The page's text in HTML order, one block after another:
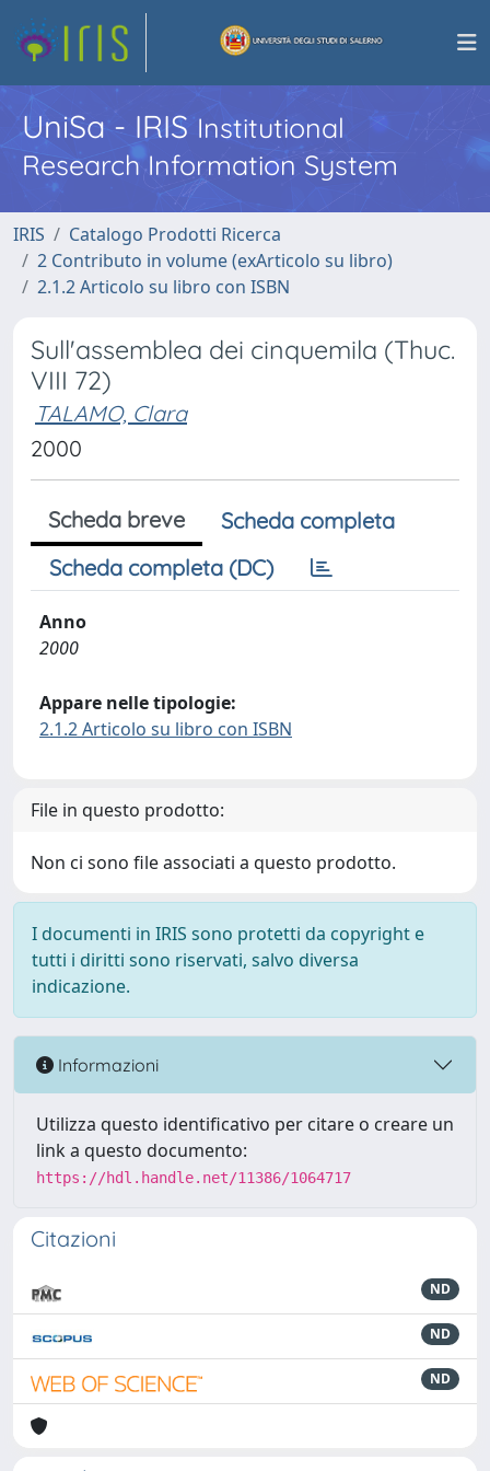
UniSa - IRISInstitutional
Research Information System
IRIS
Catalogo Prodotti Ricerca
2 Contributo in volume (exArticolo su libro)
2.1.2 Articolo su libro con ISBN
Sull'assemblea dei cinquemila (Thuc.
VIII 72)
TALAMO, Clara
2000
Scheda breve
Scheda completa
Scheda completa (DC)
Anno
2000
Appare nelle tipologie:
2.1.2 Articolo su libro con ISBN
File in questo prodotto:
Non ci sono file associati a questo prodotto.
I documenti in IRIS sono protetti da copyright e
tutti i diritti sono riservati, salvo diversa
indicazione.
Informazioni
Utilizza questo identificativo per citare o creare un
link a questo documento:
https://hdl.handle.net/11386/1064717
Citazioni
ND
ND
ND